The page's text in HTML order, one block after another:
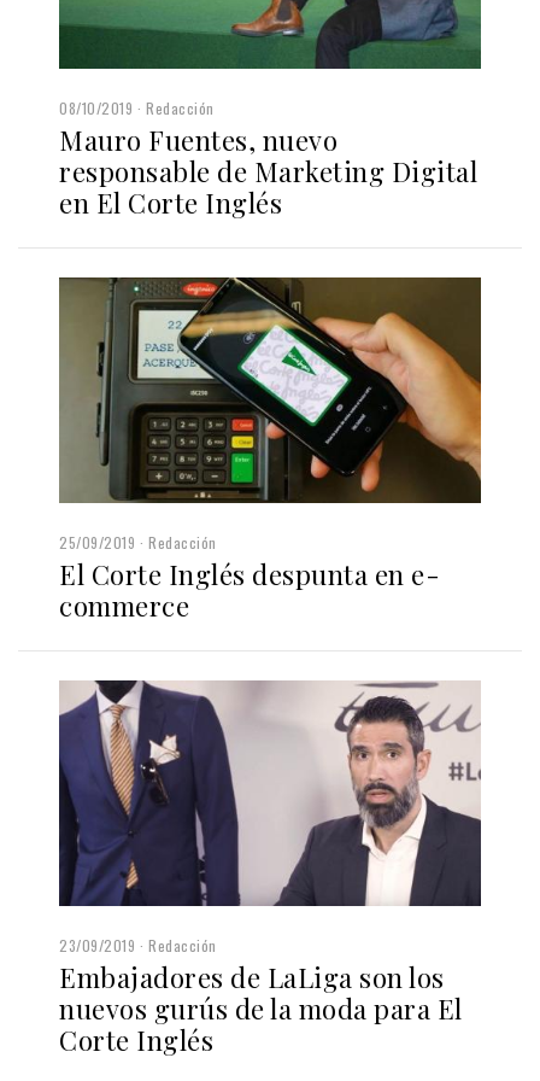
08/10/2019 Redacción
Mauro Fuentes, nuevo
responsable de Marketing Digital
en El Corte Inglés
25/09/2019 Redacción
El Corte Inglés despunta en e-
commerce
23/09/2019 Redacción
Embajadores de LaLiga son los
nuevos gurús de la moda para El
Corte Inglés